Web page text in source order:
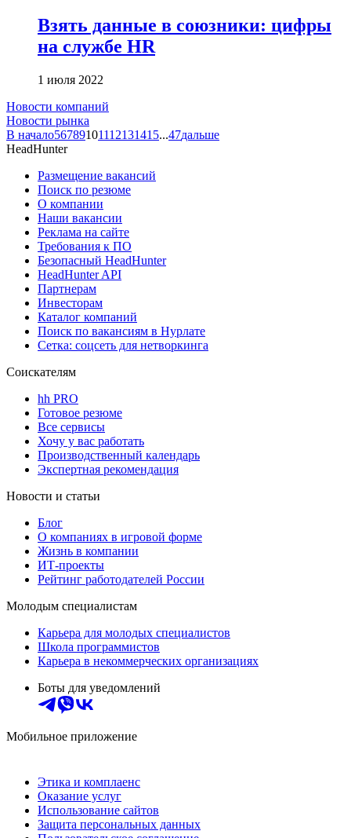
Взять данные в союзники: цифры
на службе HR
1 июля 2022
Новости компаний
Новости рынка
В начало56789101112131415...47дальше
HeadHunter
Размещение вакансий
Поиск по резюме
О компании
Наши вакансии
Реклама на сайте
Требования к ПО
Безопасный HeadHunter
HeadHunter API
Партнерам
Инвесторам
Каталог компаний
Поиск по вакансиям в Нурлате
Сетка: соцсеть для нетворкинга
Соискателям
hh PRO
Готовое резюме
Все сервисы
Хочу у вас работать
Производственный календарь
Экспертная рекомендация
Новости и статьи
Блог
О компаниях в игровой форме
Жизнь в компании
ИТ-проекты
Рейтинг работодателей России
Молодым специалистам
Карьера для молодых специалистов
Школа программистов
Карьера в некоммерческих организациях
Боты для уведомлений
Мобильное приложение
Этика и комплаенс
Оказание услуг
Использование сайтов
Защита персональных данных